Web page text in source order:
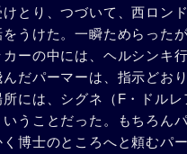
とり、つづいて、西ロン
うけた。一瞬ためらった
ーの中には、ヘルシンキ
だパーマーは、指示どお
には、シグネ（F・ドル
うことだった。もちろん
く博士のところへと頼むパ